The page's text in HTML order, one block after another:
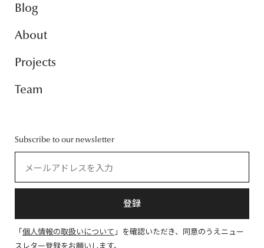
Blog
About
Projects
Team
Subscribe to our newsletter
登録
「個人情報の取扱いについて 」を確認いただき、同意のうえニュー